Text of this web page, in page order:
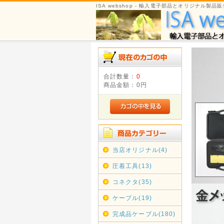
ISA webshop - 輸入電子部品とオリジナル製品販
合計数量： 0
商品金額： 0円
当店オリジナル(4)
圧着工具(13)
コネクタ(35)
ケーブル(19)
完成品ケーブル(180)